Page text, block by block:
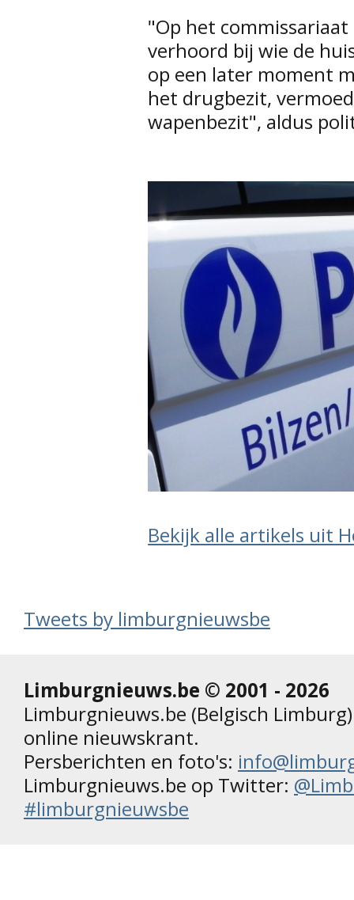
"Op het
verhoord bij wie de
op een later moment
het drugbezit,
wapenbezit", aldus
Bekijk alle artikels uit
Tweets by limburgnieuwsbe
Limburgnieuws.be © 2001 - 2026
Limburgnieuws.be (Belgisch
online nieuwskrant.
Persberichten en foto's:
Limburgnieuws.be op Twitter:
#limburgnieuwsbe